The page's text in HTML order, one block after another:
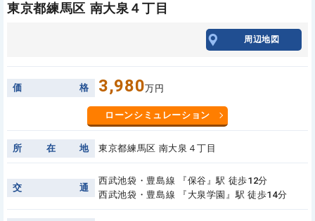
東京都練馬区 南大泉４丁目
周辺地図
価 格 3,980万円
ローンシミュレーション
所 在 地 東京都練馬区 南大泉４丁目
交 通
西武池袋・豊島線 『保谷』駅 徒歩12分
西武池袋・豊島線 『大泉学園』駅 徒歩14分